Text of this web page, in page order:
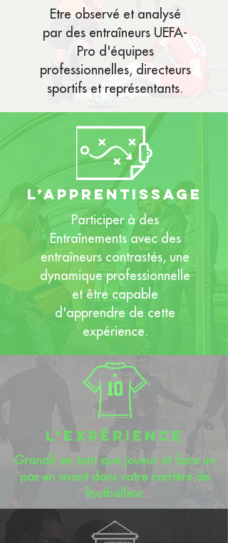
Etre observé et analysé
par des entraîneurs UEFA-
Pro d'équipes
professionnelles, directeurs
sportifs et représentants.
l’apprentissage
Participer à des
Entraînements avec des
entraîneurs contrastés, une
dynamique professionnelle
et être capable
d'apprendre de cette
expérience.
l’expérience
Grandir en tant que joueur et faire un
pas en avant dans votre carrière de
footballeur.